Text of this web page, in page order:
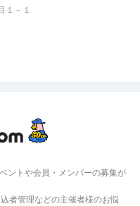
１－１
ントや会員・メンバーの募集が
者管理などの主催者様のお悩